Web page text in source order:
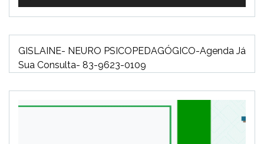
áudio
GISLAINE- NEURO PSICOPEDAGÓGICO-Agenda Já
Sua Consulta- 83-9623-0109